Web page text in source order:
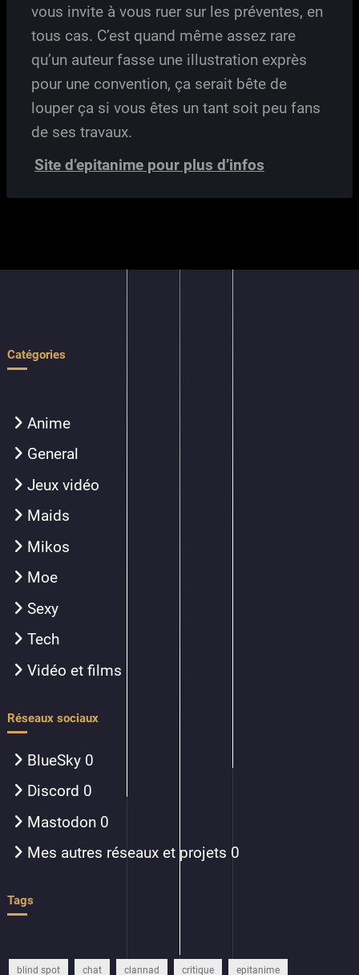
vous invite à vous ruer sur les préventes, en
tous cas. C’est quand même assez rare
qu’un auteur fasse une illustration exprès
pour une convention, ça serait bête de
louper ça si vous êtes un tant soit peu fans
de ses travaux.
Site d’epitanime pour plus d’infos
Catégories
Anime
General
Jeux vidéo
Maids
Mikos
Moe
Sexy
Tech
Vidéo et films
Réseaux sociaux
BlueSky 0
Discord 0
Mastodon 0
Mes autres réseaux et projets 0
Tags
blind spot chat clannad critique epitanime